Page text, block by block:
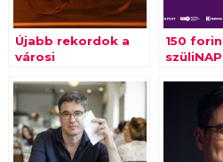
Újabb rekordok a
városi
150
második